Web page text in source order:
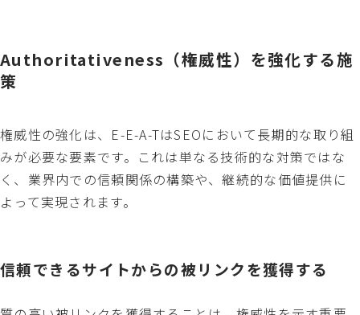
Authoritativeness（権威性）を強化する施
策
権威性の強化は、E-E-A-TはSEOにおいて長期的な取り組
みが必要な要素です。これは単なる技術的な対策ではな
く、業界内での信頼関係の構築や、継続的な価値提供に
よって実現されます。
信頼できるサイトからの被リンクを獲得する